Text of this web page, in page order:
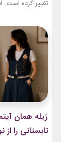
تغییر کرده است.
و بسیاری از
مهم‌ترین
رویکرد، قرار
ژیله همان
تابستانی را